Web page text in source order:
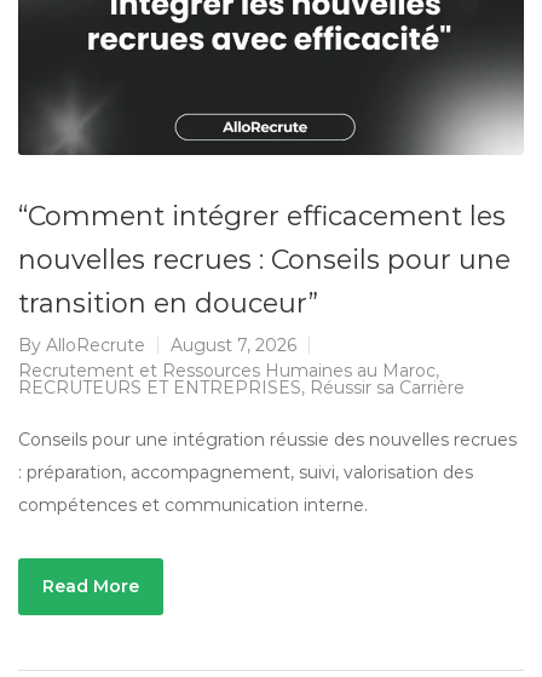
“Comment intégrer efficacement les
nouvelles recrues : Conseils pour une
transition en douceur”
By AlloRecrute
August 7, 2026
Recrutement et Ressources Humaines au Maroc,
RECRUTEURS ET ENTREPRISES, Réussir sa Carrière
Conseils pour une intégration réussie des nouvelles recrues
: préparation, accompagnement, suivi, valorisation des
compétences et communication interne.
Read More